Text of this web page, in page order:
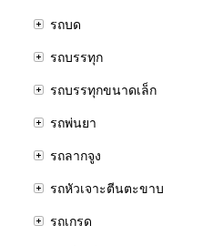
รถบด
รถบรรทุก
รถบรรทุกขนาดเล็ก
รถพ่นยา
รถลากจูง
รถหัวเจาะตีนตะขาบ
รถเกรด